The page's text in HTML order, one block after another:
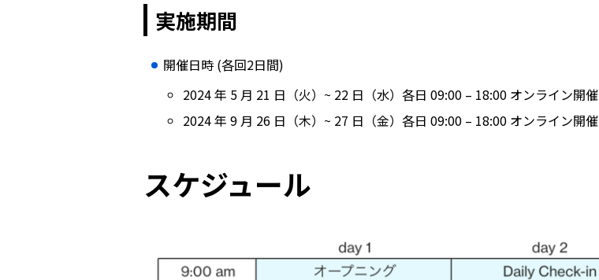
実施期間
開催日時 (各回2日間)
2024 年 5 月 21 日（火）~ 22 日（水）各日 09:00 – 18:00 オンライン開催
2024 年 9 月 26 日（木）~ 27 日（金）各日 09:00 – 18:00 オンライン開催
スケジュール